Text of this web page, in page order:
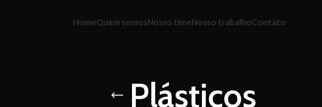
HomeQuem somosNosso timeNosso trabalhoContato
Plásticos